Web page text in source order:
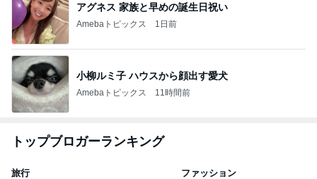
アグネス 家族と早めの誕生日祝い
Amebaトピックス 1日前
小柳ルミ子 ハウスから顔出す愛犬
Amebaトピックス 11時間前
トップブロガーランキング
旅行 ファッション